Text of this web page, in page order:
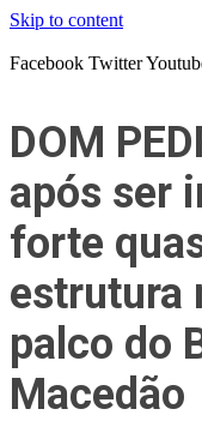
Skip to content
Facebook Twitter
DOM
após ser
forte
estrutura
palco do
Macedão